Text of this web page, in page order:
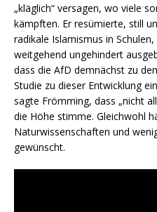
„kläglich“ versagen, wo viele
kämpften. Er resümierte, still
radikale Islamismus in
weitgehend ungehindert
dass die AfD demnächst zu
Studie zu dieser Entwicklung
sagte Frömming, dass „nicht
die Höhe stimme. Gleichwohl
Naturwissenschaften und
gewünscht.